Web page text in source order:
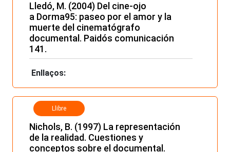
Lledó, M. (2004) Del cine-ojo
a Dorma95: paseo por el amor y la
muerte del cinematógrafo
documental. Paidós comunicación
141.
Enllaços:
Llibre
Nichols, B. (1997) La representación
de la realidad. Cuestiones y
conceptos sobre el documental.